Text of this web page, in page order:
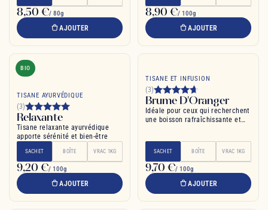
8,50 €/ 80g
AJOUTER
8,90 €/ 100g
AJOUTER
BIO
TISANE AYURVÉDIQUE
(3)
Relaxante
Tisane relaxante ayurvédique
apporte sérénité et bien-être
SACHET BOÎTE VRAC 1KG
9,20 €/ 100g
AJOUTER
TISANE ET INFUSION
(3)
Brume D'Oranger
Idéale pour ceux qui recherchent
une boisson rafraîchissante et
SACHET BOÎTE VRAC 1KG
9,70 €/ 100g
AJOUTER